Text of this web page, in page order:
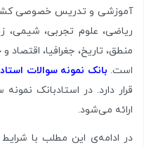
آموزشی و تدریس خصوصی
ریاضی، علوم تجربی، شیمی،
منطق، تاریخ، جغرافیا، اقتصاد
است. بانک نمونه سوالات
قرار دارد. در استادبانک
ارائه می‌شود.
در ادامه‌ی این مطلب با شرایط